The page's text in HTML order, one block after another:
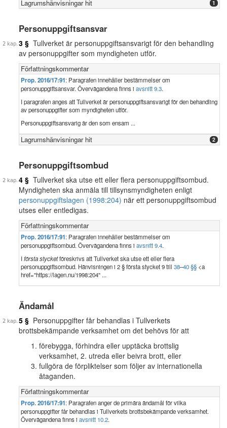
Lagrumshänvisningar hit 1
Personuppgiftsansvar
3 § Tullverket är personuppgiftsansvarigt för den behandling
av personuppgifter som myndigheten utför.
Författningskommentar
Prop. 2016/17:91: Paragrafen innehåller bestämmelser om
personuppgiftsansvar. Övervägandena finns i avsnitt 9.3.
I paragrafen anges att Tullverket är personuppgiftsansvarigt för den behandling
av personuppgifter som myndigheten utför.
Personuppgiftsansvarig är den som ensam ...
Lagrumshänvisningar hit 2
Personuppgiftsombud
4 § Tullverket ska utse ett eller flera personuppgiftsombud.
Myndigheten ska anmäla till tillsynsmyndigheten enligt
personuppgiftslagen (1998:204) när ett personuppgiftsombud
utses eller entledigas.
Författningskommentar
Prop. 2016/17:91: Paragrafen innehåller bestämmelser om
personuppgiftsombud. Övervägandena finns i avsnitt 9.4.
Iförsta stycketföreskrivs att Tullverket ska utse ett eller flera
personuppgiftsombud. Hänvisningen i 2 § första stycket 9 till 38–40 §§ <a
href="https://lagen.nu/1998:204" ...
Ändamål
5 § Personuppgifter får behandlas i Tullverkets
brottsbekämpande verksamhet om det behövs för att
förebygga, förhindra eller upptäcka brottslig
verksamhet, 2. utreda eller beivra brott, eller
fullgöra de förpliktelser som följer av internationella
åtaganden.
Författningskommentar
Prop. 2016/17:91: Paragrafen anger de primära ändamål för vilka
personuppgifter får behandlas i Tullverkets brottsbekämpande verksamhet.
Övervägandena finns i avsnitt 10.2.